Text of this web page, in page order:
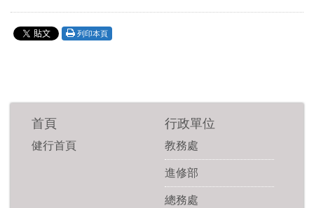
列印本頁
首頁
健行首頁
行政單位
教務處
進修部
總務處